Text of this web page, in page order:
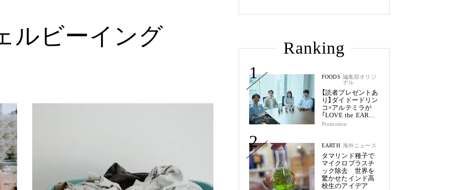
ルビーイング
Ranking
1
FOODS 編集部オリジ
ナル
【読者プレゼントあ
り】ダイドードリン
コ×アルテミラが
「LOVE the EARTH
シリーズ」で目指す
Promotion
2 EARTH 海外ニュース
タマリンド種子で
マイクロプラスチ
ック除去 世界を
驚かせたインド高
校生のアイデア